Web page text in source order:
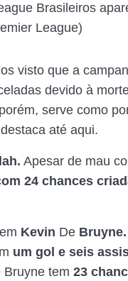
Brasileiros
League)
visto que a
devido à
serve como
até aqui.
Apesar de mau
24 chances
Kevin De Bruyne.
um gol e seis
Bruyne tem 23